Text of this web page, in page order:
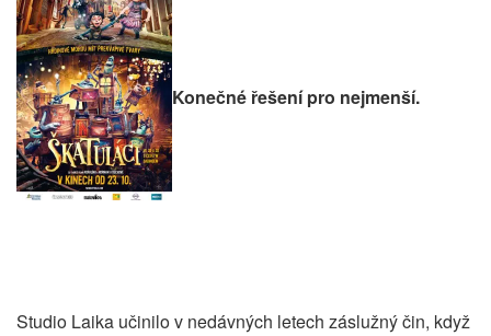
Konečné řešení pro nejmenší.
Studio Laika učinilo v nedávných letech záslužný čin, když